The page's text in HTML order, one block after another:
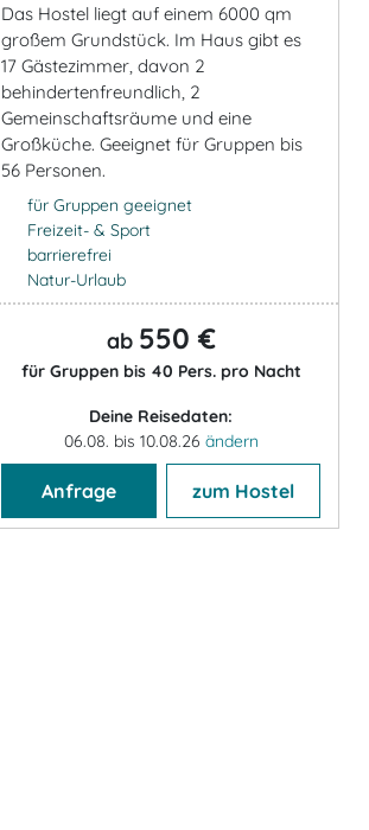
Das Hostel liegt auf einem 6000 qm
großem Grundstück. Im Haus gibt es
17 Gästezimmer, davon 2
behindertenfreundlich, 2
Gemeinschaftsräume und eine
Großküche. Geeignet für Gruppen bis
56 Personen.
für Gruppen geeignet
Freizeit- & Sport
barrierefrei
Natur-Urlaub
ab 550 €
für Gruppen bis 40 Pers. pro Nacht
Deine Reisedaten:
06.08. bis 10.08.26 ändern
Anfrage zum Hostel